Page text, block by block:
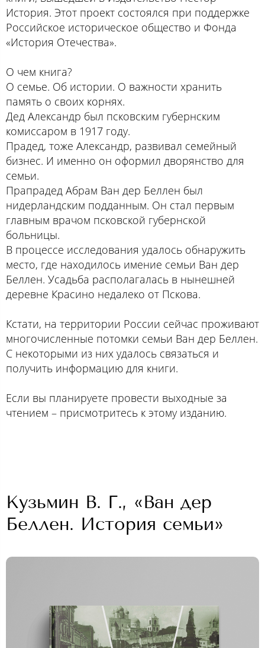
История. Этот проект состоялся при поддержке
Российское историческое общество и Фонда
«История Отечества».
О чем книга?
О семье. Об истории. О важности хранить
память о своих корнях.
Дед Александр был псковским губернским
комиссаром в 1917 году.
Прадед, тоже Александр, развивал семейный
бизнес. И именно он оформил дворянство для
семьи.
Прапрадед Абрам Ван дер Беллен был
нидерландским подданным. Он стал первым
главным врачом псковской губернской
больницы.
В процессе исследования удалось обнаружить
место, где находилось имение семьи Ван дер
Беллен. Усадьба располагалась в нынешней
деревне Красино недалеко от Пскова.
Кстати, на территории России сейчас проживают
многочисленные потомки семьи Ван дер Беллен.
С некоторыми из них удалось связаться и
получить информацию для книги.
Если вы планируете провести выходные за
чтением – присмотритесь к этому изданию.
Кузьмин В. Г., «Ван дер
Беллен. История семьи»